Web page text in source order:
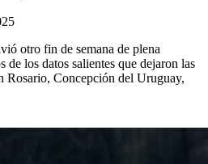
otro fin de semana de plena
de los datos salientes que dejaron las
Rosario, Concepción del Uruguay,